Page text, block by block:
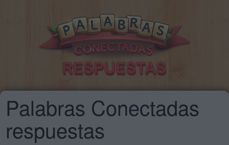
Palabras Conectadas
respuestas